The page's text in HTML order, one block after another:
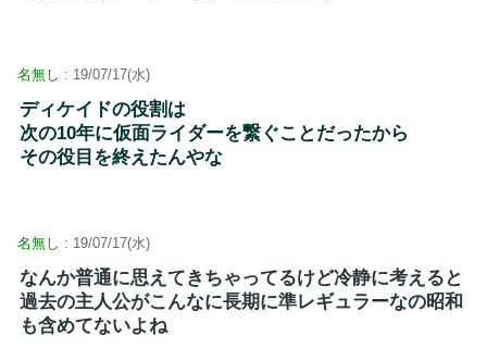
名無し : 19/07/17(水)
ディケイドの役割は
次の10年に仮面ライダーを繋ぐことだったから
その役目を終えたんやな
名無し : 19/07/17(水)
なんか普通に思えてきちゃってるけど冷静に考えると
過去の主人公がこんなに長期に準レギュラーなの昭和
も含めてないよね